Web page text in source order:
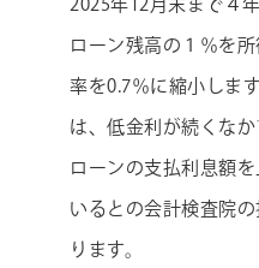
2025年12月末まで４
ローン残高の１％を
率を0.7％に縮小しま
は、低金利が続くな
ローンの支払利息額
いるとの会計検査院
ります。